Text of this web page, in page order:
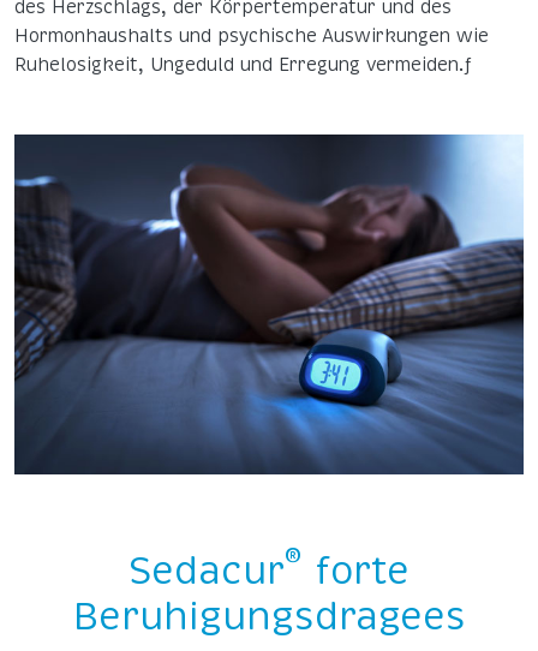
des Herzschlags, der Körpertemperatur und des
Hormonhaushalts und psychische Auswirkungen wie
Ruhelosigkeit, Ungeduld und Erregung vermeiden.ƒ
Sedacur® forte
Beruhigungsdragees